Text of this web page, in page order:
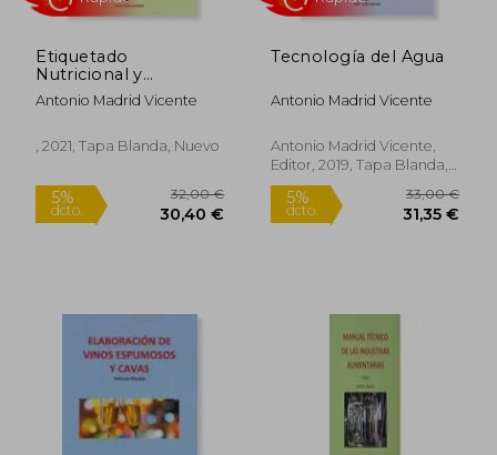
5% 5%
Etiquetado
Nutricional y
Composición de los
Alimentos
Antonio Madrid Vicente
, 2021, Tapa Blanda, Nuevo
Rápido
Tecnología del Agua
Antonio Madrid Vicente
Antonio Madrid Vicente,
Editor, 2019, Tapa Blanda,
Nuevo
Rápido